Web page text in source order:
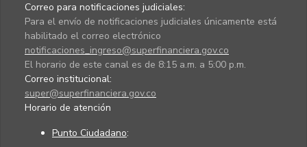
Correo para notificaciones judiciales:
Para el envío de notificaciones judiciales únicamente está
habilitado el correo electrónico
notificaciones_ingreso@superfinanciera.gov.co
El horario de este canal es de 8:15 a.m. a 5:00 p.m.
Correo institucional:
super@superfinanciera.gov.co
Horario de atención
Punto Ciudadano: